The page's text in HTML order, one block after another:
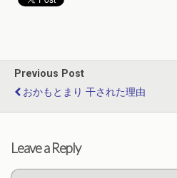
Previous Post
おかもとまり 干された理由
Leave a Reply